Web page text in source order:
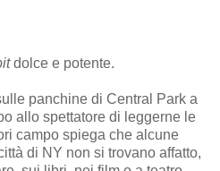
dolce e potente.
panchine di Central Park a
allo spettatore di leggerne le
campo spiega che alcune
di NY non si trovano affatto,